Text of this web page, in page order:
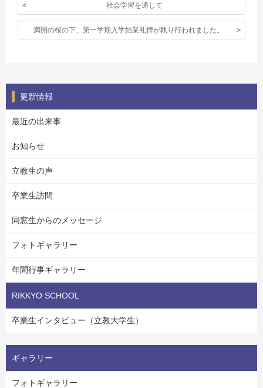
社会学習を通して
満開の桜の下、第一学期入学始業礼拝が執り行われました。
更新情報
最近の出来事
お知らせ
立教生の声
卒業生訪問
同窓生からのメッセージ
フォトギャラリー
年間行事ギャラリー
RIKKYO SCHOOL
卒業生インタビュー（立教大学生）
ギャラリー
フォトギャラリー